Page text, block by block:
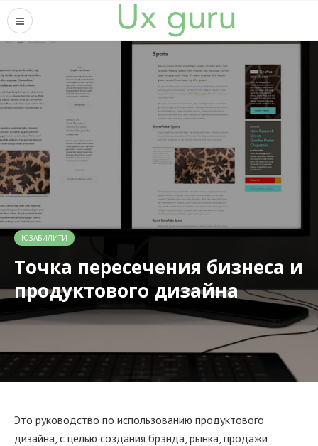
ЮЗАБИЛИТИ
Точка пересечения бизнеса и
продуктового дизайна
Это руководство по использованию продуктового
дизайна, с целью создания брэнда, рынка, продажи